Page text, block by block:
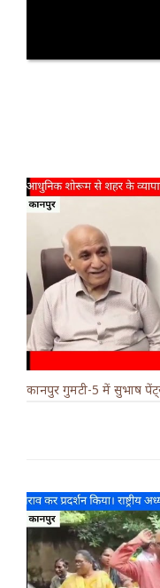
कानपुर गुमटी-5 में सुभाष